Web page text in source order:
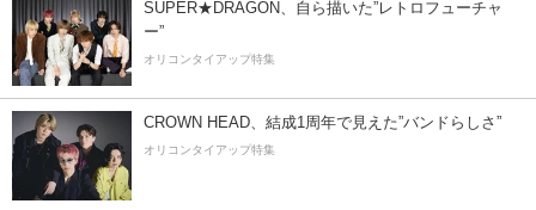
SUPER★DRAGON、自ら描いた”レトロフューチャ
ー”
オリコンタイアップ特集
CROWN HEAD、結成1周年で見えた”バンドらしさ”
オリコンタイアップ特集